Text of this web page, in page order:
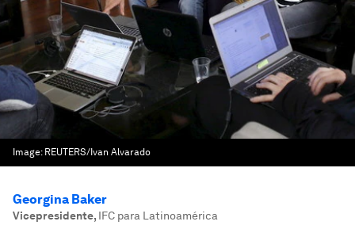
Image: REUTERS/Ivan Alvarado
Georgina Baker
Vicepresidente, IFC para Latinoamérica